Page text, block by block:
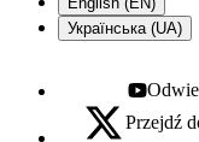
Українська (UA)
Youtube -
X - otwiera się w
Przejdź